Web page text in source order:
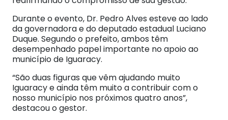
Durante o evento, Dr. Pedro Alves esteve ao lado
da governadora e do deputado estadual Luciano
Duque. Segundo o prefeito, ambos têm
desempenhado papel importante no apoio ao
município de Iguaracy.
“São duas figuras que vêm ajudando muito
Iguaracy e ainda têm muito a contribuir com o
nosso município nos próximos quatro anos”,
destacou o gestor.